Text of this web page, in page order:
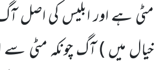
مٹی ہے اور ابلیس کی اصل
خیال میں )آگ چونکہ مٹی